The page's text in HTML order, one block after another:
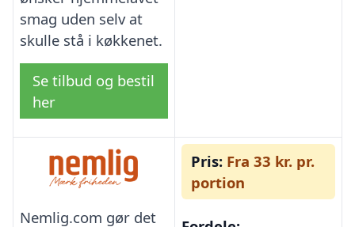
smag uden selv at
skulle stå i køkkenet.
Se tilbud og bestil
her
Nemlig.com gør det
Pris: Fra 33 kr. pr.
portion